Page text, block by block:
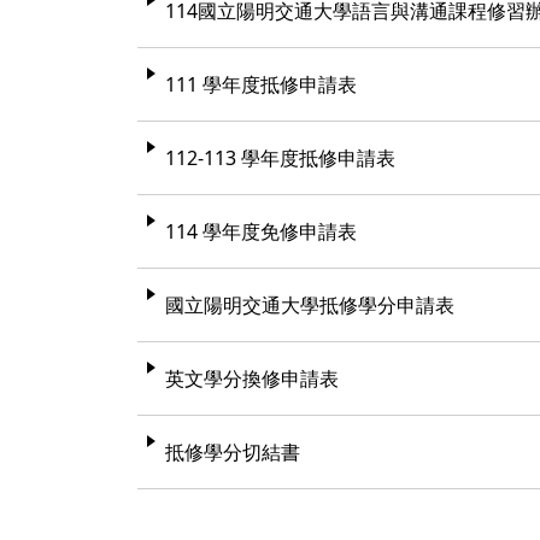
114國立陽明交通大學語言與溝通課程修習
111 學年度抵修申請表
112-113 學年度抵修申請表
114 學年度免修申請表
國立陽明交通大學抵修學分申請表
英文學分換修申請表
抵修學分切結書